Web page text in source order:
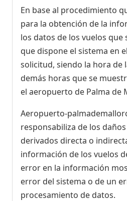
En base al procedimiento
para la obtención de la
los datos de los vuelos que
que dispone el sistema en
solicitud, siendo la hora de
demás horas que se
el aeropuerto de Palma de
Aeropuerto-
responsabiliza de los
derivados directa o
información de los vuelos
error en la información
error del sistema o de un
procesamiento de datos.